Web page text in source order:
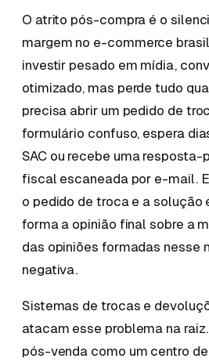
O atrito pós-compra é o
margem no e-commerce
investir pesado em mídia,
otimizado, mas perde tudo
precisa abrir um pedido de
formulário confuso, espera
SAC ou recebe uma resposta-
fiscal escaneada por e-mail.
o pedido de troca e a solução
forma a opinião final sobre a
das opiniões formadas nesse
negativa.
Sistemas de trocas e
atacam esse problema na
pós-venda como um centro